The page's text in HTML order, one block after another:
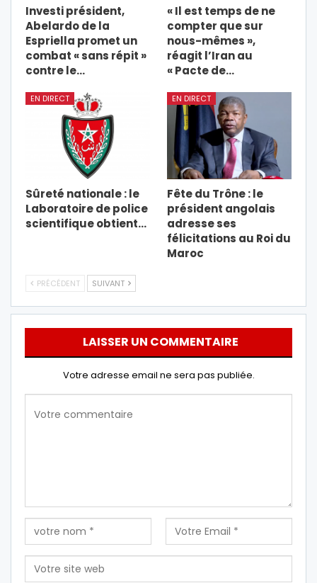
Investi président,
Abelardo de la
Espriella promet un
combat « sans répit »
contre le…
« Il est temps de ne
compter que sur
nous-mêmes »,
réagit l’Iran au
« Pacte de…
EN DIRECT
Sûreté nationale : le
Laboratoire de police
scientifique obtient…
EN DIRECT
Fête du Trône : le
président angolais
adresse ses
félicitations au Roi du
Maroc
PRÉCÉDENT SUIVANT
LAISSER UN COMMENTAIRE
Votre adresse email ne sera pas publiée.